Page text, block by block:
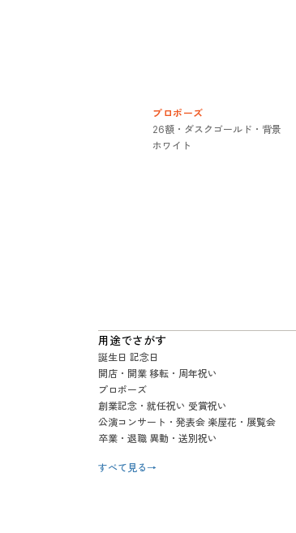
プロポーズ
26額・ダスクゴールド・背景
ホワイト
用途でさがす
誕生日 記念日
開店・開業 移転・周年祝い
プロポーズ
創業記念・就任祝い 受賞祝い
公演コンサート・発表会 楽屋花・展覧会
卒業・退職 異動・送別祝い
すべて見る →